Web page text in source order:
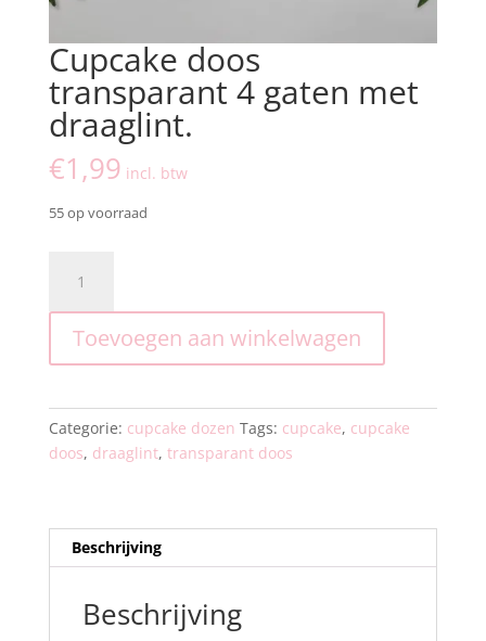
Cupcake doos
transparant 4 gaten met
draaglint.
€1,99 incl. btw
55 op voorraad
doos
transparant
gaten
draaglint.
aantal
Toevoegen aan winkelwagen
Categorie: cupcake dozen Tags: cupcake, cupcake
doos, draaglint, transparant doos
Beschrijving
Beschrijving